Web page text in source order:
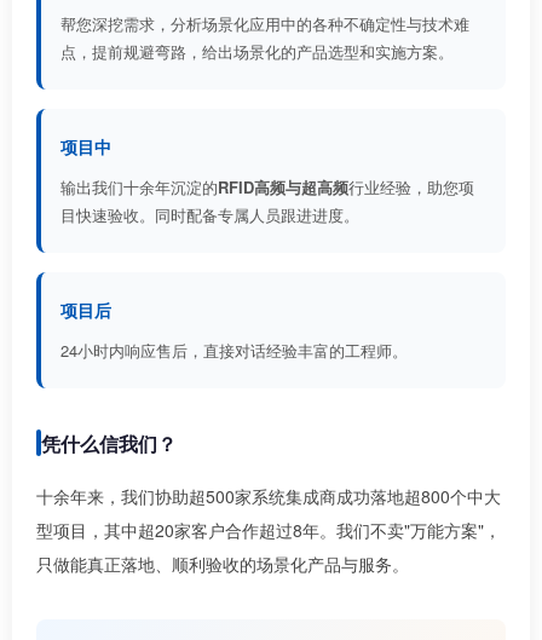
帮您深挖需求，分析场景化应用中的各种不确定性与技术难
点，提前规避弯路，给出场景化的产品选型和实施方案。
项目中
输出我们十余年沉淀的RFID高频与超高频行业经验，助您项
目快速验收。同时配备专属人员跟进进度。
项目后
24小时内响应售后，直接对话经验丰富的工程师。
凭什么信我们？
十余年来，我们协助超500家系统集成商成功落地超800个中大
型项目，其中超20家客户合作超过8年。我们不卖"万能方案"，
只做能真正落地、顺利验收的场景化产品与服务。